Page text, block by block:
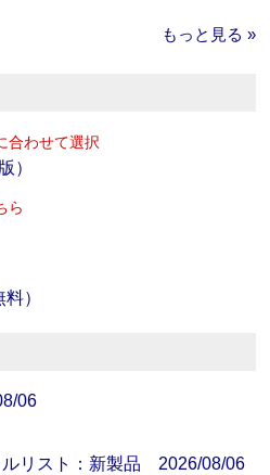
もっと見る »
合わせて選択
）
ら
）
06
ルリスト：新製品 2026/08/06